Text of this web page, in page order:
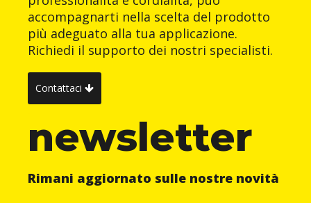
accompagnarti nella scelta del prodotto
più adeguato alla tua applicazione.
Richiedi il supporto dei nostri specialisti.
Contattaci
newsletter
Rimani aggiornato sulle nostre novità